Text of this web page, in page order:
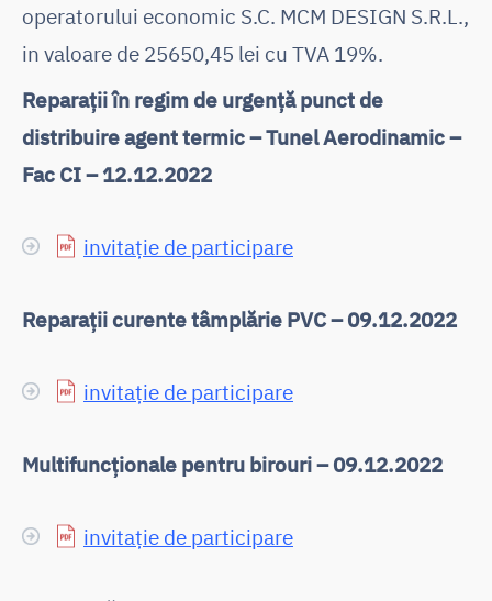
operatorului economic S.C. MCM DESIGN S.R.L.,
in valoare de 25650,45 lei cu TVA 19%.
Reparații în regim de urgență punct de
distribuire agent termic – Tunel Aerodinamic –
Fac CI – 12.12.2022
invitație de participare
Reparații curente tâmplărie PVC – 09.12.2022
invitație de participare
Multifuncționale pentru birouri – 09.12.2022
invitație de participare